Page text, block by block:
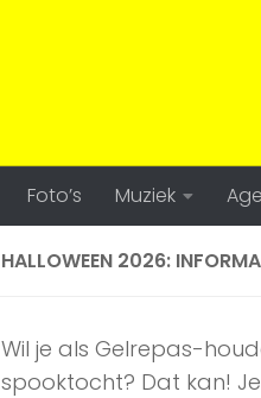
Foto’s Muziek
HALLOWEEN 2026:
Wil je als Gelrepas-
spooktocht? Dat kan!